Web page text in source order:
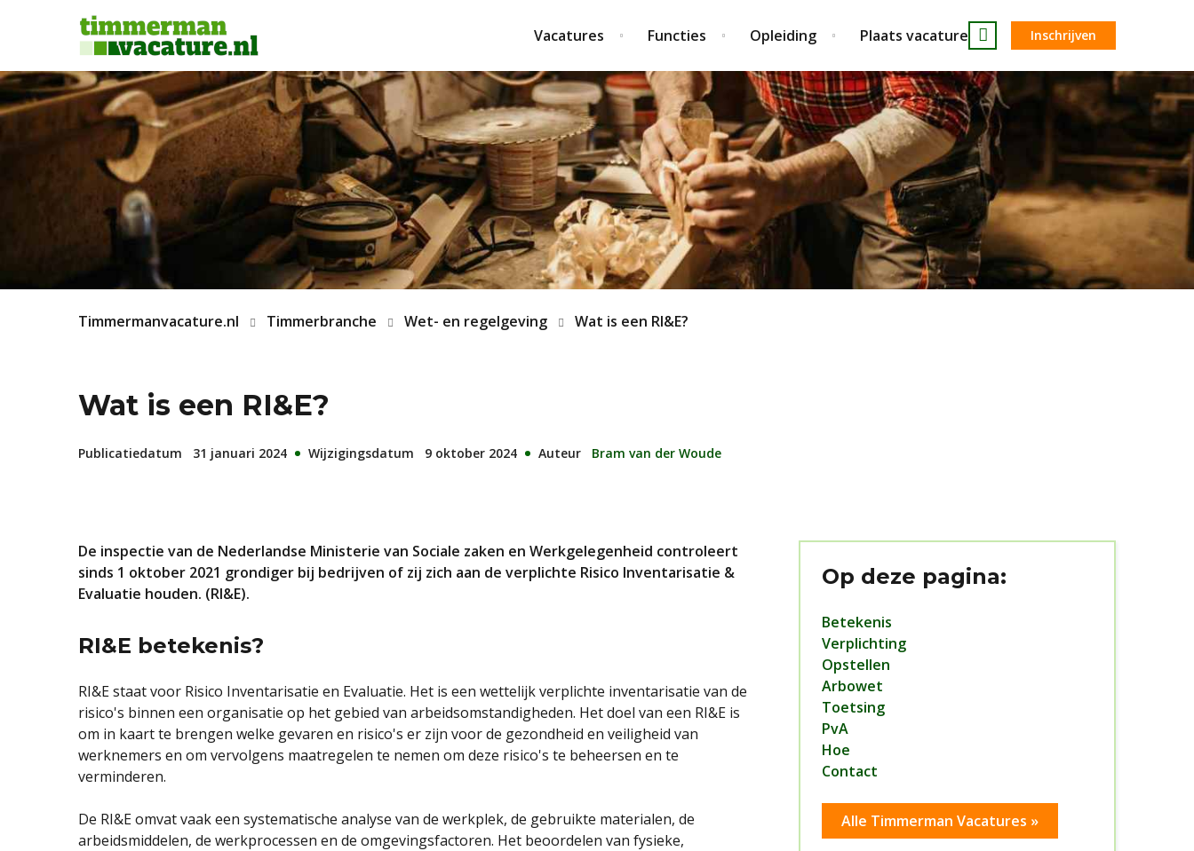
Vacatures Functies Opleiding Plaats vacature Inschrijven
Timmermanvacature.nl Timmerbranche Wet- en regelgeving Wat is een RI&E?
Wat is een RI&E?
Publicatiedatum 31 januari 2024 Wijzigingsdatum 9 oktober 2024 Auteur Bram van der Woude
De inspectie van de Nederlandse Ministerie van Sociale zaken en Werkgelegenheid controleert
sinds 1 oktober 2021 grondiger bij bedrijven of zij zich aan de verplichte Risico Inventarisatie &
Evaluatie houden. (RI&E).
RI&E betekenis?
RI&E staat voor Risico Inventarisatie en Evaluatie. Het is een wettelijk verplichte inventarisatie van de
risico's binnen een organisatie op het gebied van arbeidsomstandigheden. Het doel van een RI&E is
om in kaart te brengen welke gevaren en risico's er zijn voor de gezondheid en veiligheid van
werknemers en om vervolgens maatregelen te nemen om deze risico's te beheersen en te
verminderen.
De RI&E omvat vaak een systematische analyse van de werkplek, de gebruikte materialen, de
arbeidsmiddelen, de werkprocessen en de omgevingsfactoren. Het beoordelen van fysieke,
Op deze pagina:
Betekenis
Verplichting
Opstellen
Arbowet
Toetsing
PvA
Hoe
Contact
Alle Timmerman Vacatures »